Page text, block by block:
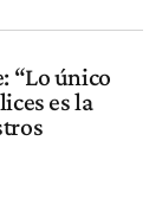
“Lo único
es la